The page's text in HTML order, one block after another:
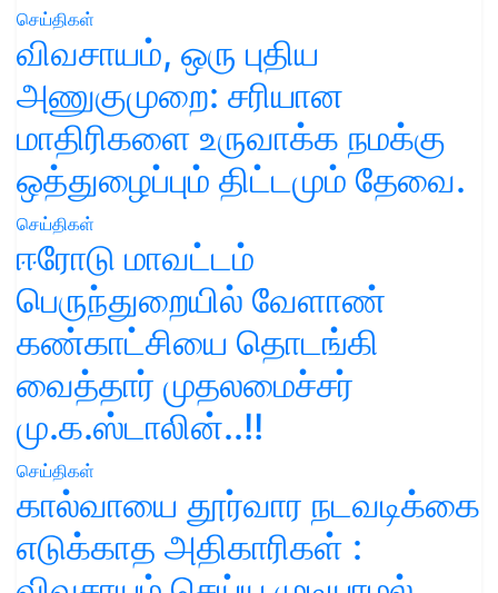
செய்திகள்
விவசாயம், ஒரு புதிய
அணுகுமுறை: சரியான
மாதிரிகளை உருவாக்க நமக்கு
ஒத்துழைப்பும் திட்டமும் தேவை.
செய்திகள்
ஈரோடு மாவட்டம்
பெருந்துறையில் வேளாண்
கண்காட்சியை தொடங்கி
வைத்தார் முதலமைச்சர்
மு.க.ஸ்டாலின்..!!
செய்திகள்
கால்வாயை தூர்வார நடவடிக்கை
எடுக்காத அதிகாரிகள் :